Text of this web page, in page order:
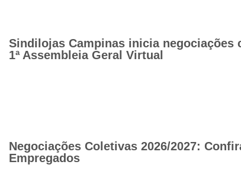
Sindilojas Campinas inicia negociações
1ª Assembleia Geral Virtual
Negociações Coletivas 2026/2027:
Empregados